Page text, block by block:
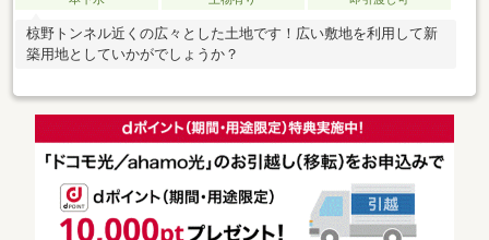
椋野トンネル近くの広々とした土地です！広い敷地を利用して新
築用地としていかがでしょうか？